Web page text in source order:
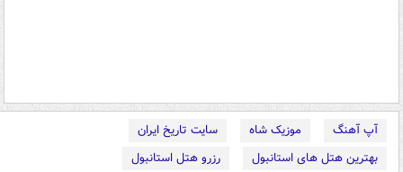
آپ آهنگ موزیک شاه
سایت تاریخ ایران
بهترین هتل های استانبول
رزرو هتل استانبول